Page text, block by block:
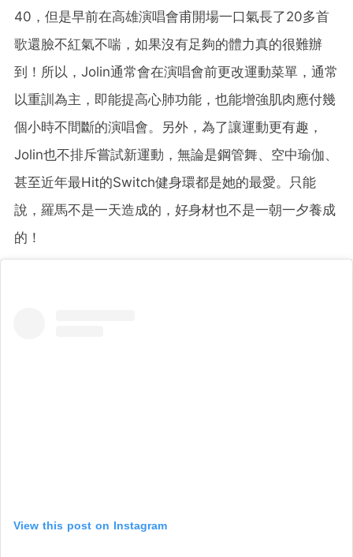
40，但是早前在高雄演唱會甫開場一口氣長了20多首
歌還臉不紅氣不喘，如果沒有足夠的體力真的很難辦
到！所以，Jolin通常會在演唱會前更改運動菜單，通常
以重訓為主，即能提高心肺功能，也能增強肌肉應付幾
個小時不間斷的演唱會。另外，為了讓運動更有趣，
Jolin也不排斥嘗試新運動，無論是鋼管舞、空中瑜伽、
甚至近年最Hit的Switch健身環都是她的最愛。只能
說，羅馬不是一天造成的，好身材也不是一朝一夕養成
的！
View this post on Instagram